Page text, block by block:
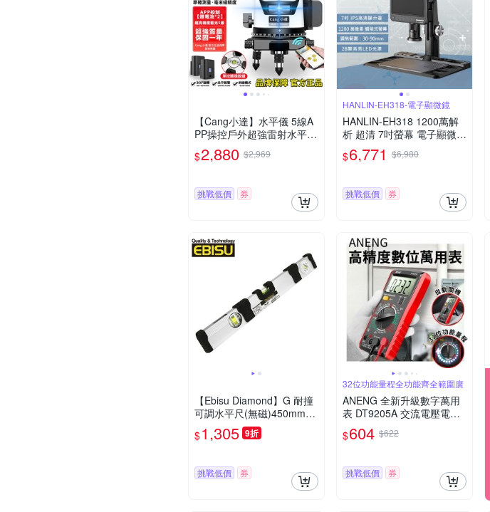
【Cang小達】水平儀 5線A
PP操控戶外超強雷射水平儀
【藍光 隨意開關線條】LED
電量顯示自動調平打斜線
$2,880 $2,969
挑戰低價 券
HANLIN-EH318-電子顯微鏡
HANLIN-EH318 1200萬解
析 超清 7吋螢幕 電子顯微鏡
1600倍 放大 3024P 晶片檢
查 鏡維修手機 電路板 鐘錶
測 放大
$6,771 $6,980
挑戰低價 券
【Ebisu Diamond】G 耐撞
可調水平尺(無磁)450mm(E
D-45GAN-18 )
$1,305 9折
挑戰低價 券
32位功能量程全功能齊全範圍廣
ANENG 全新升級數字萬用
表 DT9205A 交流電壓電流
測量 蜂鳴器檢測 三用電錶
電容 二級管測量儀
$604 $622
挑戰低價 券